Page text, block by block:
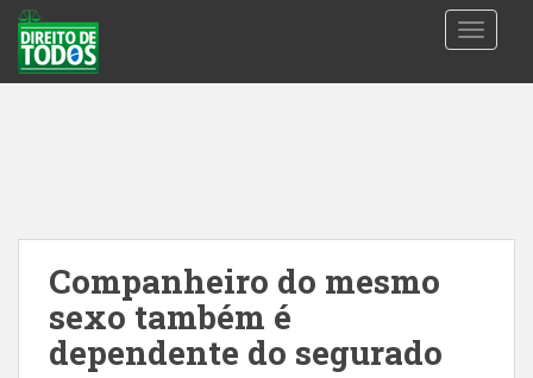
Companheiro do mesmo
sexo também é
dependente do segurado